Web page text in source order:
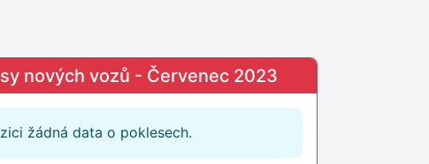
nových vozů - Červenec 2023
žádná data o poklesech.